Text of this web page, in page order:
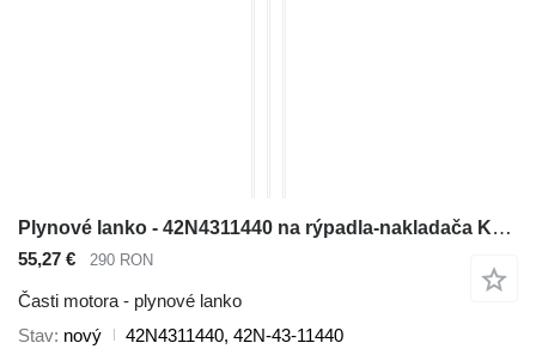
Plynové lanko - 42N4311440 na rýpadla-nakladača Komatsu WB142, WB146, WB146PS, WB156, WB156PS, WB91R, WB93R, WB93S, WB97R, WB97S
55,27 € 290 RON
Časti motora - plynové lanko
Stav nový
42N4311440, 42N-43-11440